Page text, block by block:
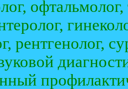
офтальмолог,
рентгенолог,